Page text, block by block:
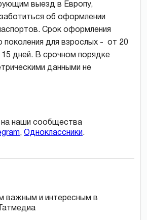
выезд в Европу,
об оформлении
Срок оформления
поколения для взрослых - от 20
дней. В срочном порядке
данными не
на наши сообщества
, Одноклассники.
важным и интересным в
Татмедиа